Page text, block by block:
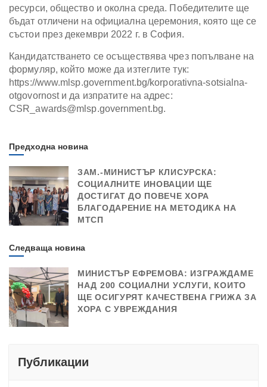
ресурси, общество и околна среда. Победителите ще
бъдат отличени на официална церемония, която ще се
състои през декември 2022 г. в София.
Кандидатстването се осъществява чрез попълване на
формуляр, който може да изтеглите тук:
https://www.mlsp.government.bg/korporativna-sotsialna-
otgovornost и да изпратите на адрес:
CSR_awards@mlsp.government.bg.
Предходна новина
ЗАМ.-МИНИСТЪР КЛИСУРСКА:
СОЦИАЛНИТЕ ИНОВАЦИИ ЩЕ
ДОСТИГАТ ДО ПОВЕЧЕ ХОРА
БЛАГОДАРЕНИЕ НА МЕТОДИКА НА
МТСП
Следваща новина
МИНИСТЪР ЕФРЕМОВА: ИЗГРАЖДАМЕ
НАД 200 СОЦИАЛНИ УСЛУГИ, КОИТО
ЩЕ ОСИГУРЯТ КАЧЕСТВЕНА ГРИЖА ЗА
ХОРА С УВРЕЖДАНИЯ
Публикации